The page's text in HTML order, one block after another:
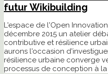
futur Wikibuilding
L'espace de l'Open
décembre 2015 un atelier
contributive et résilience
aurons l'occasion
résilience urbaine converge
processus de conception à